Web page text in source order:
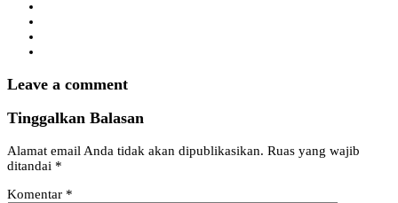
Leave a comment
Tinggalkan Balasan
Alamat email Anda tidak akan dipublikasikan. Ruas yang wajib
ditandai *
Komentar *